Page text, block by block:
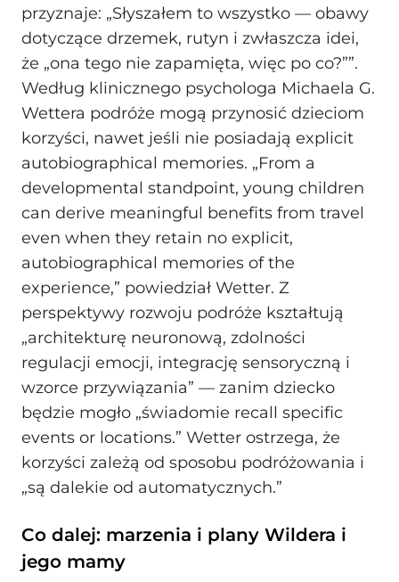
przyznaje: „Słyszałem to wszystko — obawy
dotyczące drzemek, rutyn i zwłaszcza idei,
że „ona tego nie zapamięta, więc po co?””.
Według klinicznego psychologa Michaela G.
Wettera podróże mogą przynosić dzieciom
korzyści, nawet jeśli nie posiadają explicit
autobiographical memories. „From a
developmental standpoint, young children
can derive meaningful benefits from travel
even when they retain no explicit,
autobiographical memories of the
experience,” powiedział Wetter. Z
perspektywy rozwoju podróże kształtują
„architekturę neuronową, zdolności
regulacji emocji, integrację sensoryczną i
wzorce przywiązania” — zanim dziecko
będzie mogło „świadomie recall specific
events or locations.” Wetter ostrzega, że
korzyści zależą od sposobu podróżowania i
„są dalekie od automatycznych.”
Co dalej: marzenia i plany Wildera i
jego mamy